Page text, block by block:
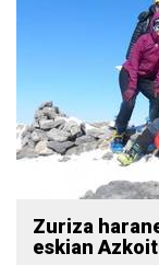
Zuriza
eskian